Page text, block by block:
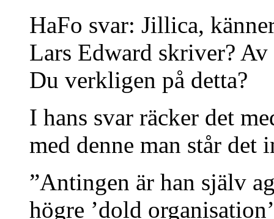
HaFo svar: Jillica,
Lars Edward skriver?
Du verkligen på detta?
I hans svar räcker det
med denne man står det
”Antingen är han själv
högre ’dold